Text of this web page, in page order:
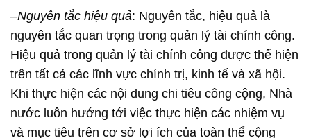
–Nguyên tắc hiệu quả: Nguyên tắc, hiệu quả là
nguyên tắc quan trọng trong quản lý tài chính công.
Hiệu quả trong quản lý tài chính công được thể hiện
trên tất cả các lĩnh vực chính trị, kinh tế và xã hội.
Khi thực hiện các nội dung chi tiêu công cộng, Nhà
nước luôn hướng tới việc thực hiện các nhiệm vụ
và mục tiêu trên cơ sở lợi ích của toàn thể cộng